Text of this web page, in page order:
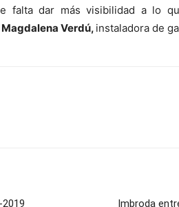
falta dar más visibilidad a lo
Magdalena Verdú, instaladora de
Imbroda